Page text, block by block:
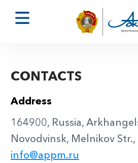
CONTACTS
Address
164900, Russia,
Novodvinsk, Melnikov Str.,
info@appm.ru